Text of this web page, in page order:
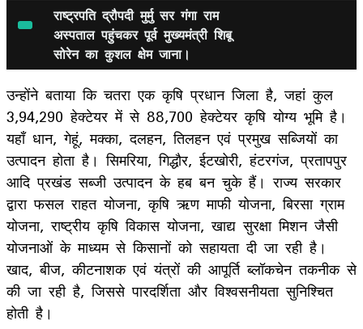
राष्ट्रपति द्रौपदी मुर्मु सर गंगा राम
अस्पताल पहुंचकर पूर्व मुख्यमंत्री शिबू
सोरेन का कुशल क्षेम जाना।
उन्होंने बताया कि चतरा एक कृषि प्रधान जिला है, जहां कुल
3,94,290 हेक्टेयर में से 88,700 हेक्टेयर कृषि योग्य भूमि है।
यहाँ धान, गेहूं, मक्का, दलहन, तिलहन एवं प्रमुख सब्जियों का
उत्पादन होता है। सिमरिया, गिद्धौर, ईटखोरी, हंटरगंज, प्रतापपुर
आदि प्रखंड सब्जी उत्पादन के हब बन चुके हैं। राज्य सरकार
द्वारा फसल राहत योजना, कृषि ऋण माफी योजना, बिरसा ग्राम
योजना, राष्ट्रीय कृषि विकास योजना, खाद्य सुरक्षा मिशन जैसी
योजनाओं के माध्यम से किसानों को सहायता दी जा रही है।
खाद, बीज, कीटनाशक एवं यंत्रों की आपूर्ति ब्लॉकचेन तकनीक से
की जा रही है, जिससे पारदर्शिता और विश्वसनीयता सुनिश्चित
होती है।